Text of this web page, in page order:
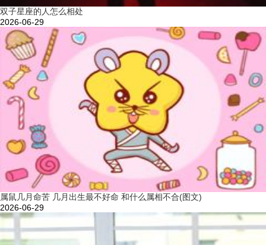
双子星座的人怎么相处
2026-06-29
属鼠几月命苦 几月出生最不好命 和什么属相不合(图文)
2026-06-29